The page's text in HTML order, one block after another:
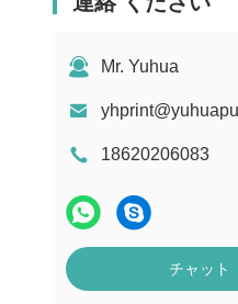
Mr. Yuhua
18620206083
チャット